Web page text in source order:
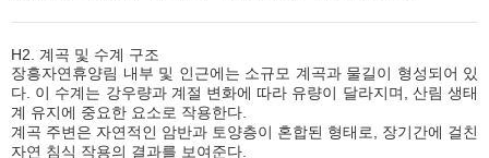
H2. 계곡 및 수계 구조
장흥자연휴양림 내부 및 인근에는 소규모 계곡과 물길이 형성되어 있
다. 이 수계는 강우량과 계절 변화에 따라 유량이 달라지며, 산림 생태
계 유지에 중요한 요소로 작용한다.
계곡 주변은 자연적인 암반과 토양층이 혼합된 형태로, 장기간에 걸친
자연 침식 작용의 결과를 보여준다.